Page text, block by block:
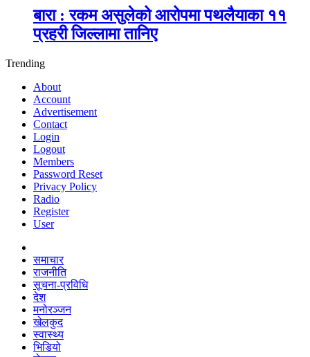
बारा : रकम असुलेको आरोपमा पथलैयाका ११
प्रहरी जिल्लामा तानिए
Trending
About
Account
Advertisement
Contact
Login
Logout
Members
Password Reset
Privacy Policy
Radio
Register
User
समाचार
राजनीति
सूचना-प्रविधि
देश
मनोरञ्जन
खेलकुद
स्वास्थ्य
भिडियो